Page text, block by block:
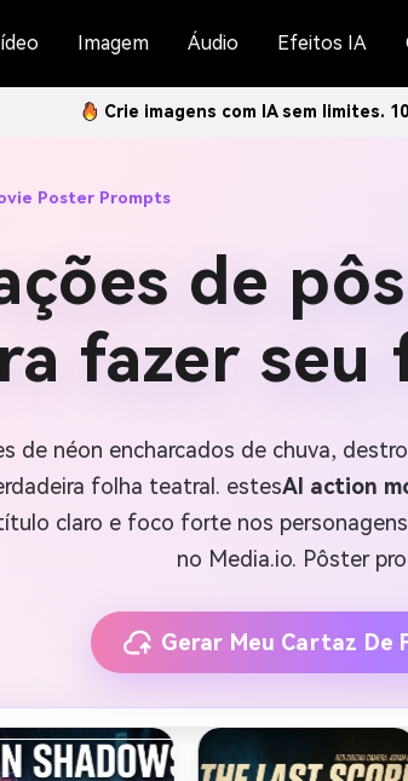
Imagem Áudio Efeitos IA
Crie imagens com IA sem limites.
Poster Prompts
de
fazer
de néon encharcados de chuva,
folha teatral. estesAI action
claro e foco forte nos
no Media.io. Pôster
Gerar Meu Cartaz De